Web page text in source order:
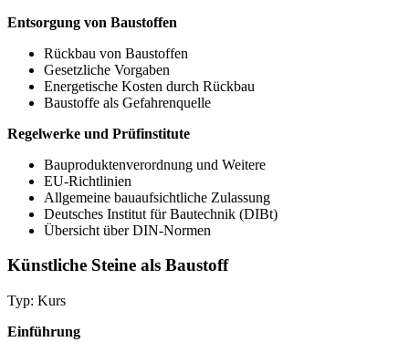
Entsorgung von Baustoffen
Rückbau von Baustoffen
Gesetzliche Vorgaben
Energetische Kosten durch Rückbau
Baustoffe als Gefahrenquelle
Regelwerke und Prüfinstitute
Bauproduktenverordnung und Weitere
EU-Richtlinien
Allgemeine bauaufsichtliche Zulassung
Deutsches Institut für Bautechnik (DIBt)
Übersicht über DIN-Normen
Künstliche Steine als Baustoff
Typ: Kurs
Einführung